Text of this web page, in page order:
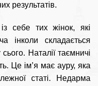
результатів.
себе тих жінок, які
інколи складається
Наталії таємничі
Це ім’я має ауру, яка
статі. Недарма